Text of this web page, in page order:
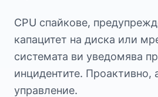
CPU спайкове,
капацитет на диска или
системата ви уведомява
инцидентите. Проактивно,
управление.